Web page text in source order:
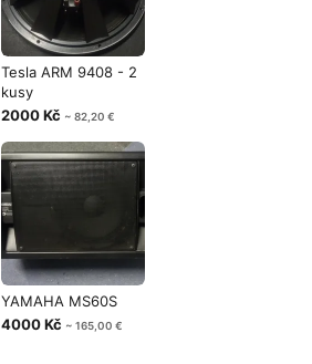
Tesla ARM 9408 - 2
kusy
2000 Kč ~ 82,20 €
YAMAHA MS60S
4000 Kč ~ 165,00 €